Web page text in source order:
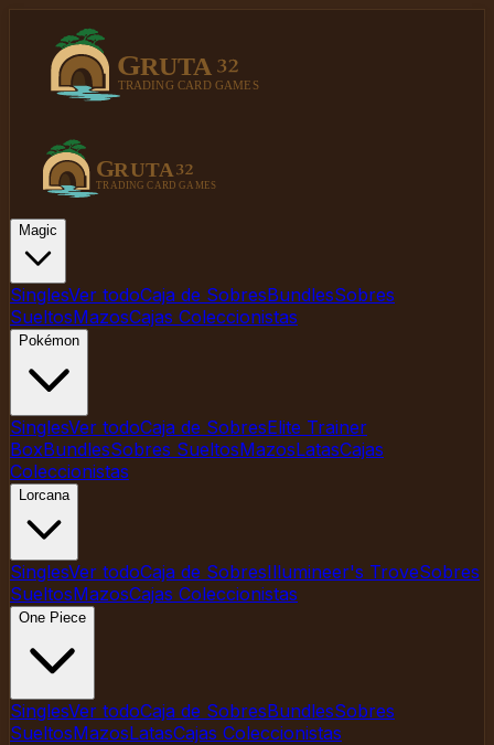
Magic
SinglesVer todoCaja de SobresBundlesSobres
SueltosMazosCajas Coleccionistas
Pokémon
SinglesVer todoCaja de SobresElite Trainer
BoxBundlesSobres SueltosMazosLatasCajas
Coleccionistas
Lorcana
SinglesVer todoCaja de SobresIllumineer's TroveSobres
SueltosMazosCajas Coleccionistas
One Piece
SinglesVer todoCaja de SobresBundlesSobres
SueltosMazosLatasCajas Coleccionistas